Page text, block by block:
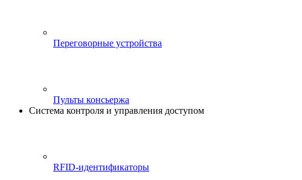
Переговорные устройства
Пульты консьержа
Система контроля и управления доступом
RFID-идентификаторы